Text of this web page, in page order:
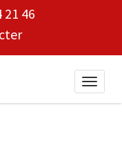
21 46
Toggle